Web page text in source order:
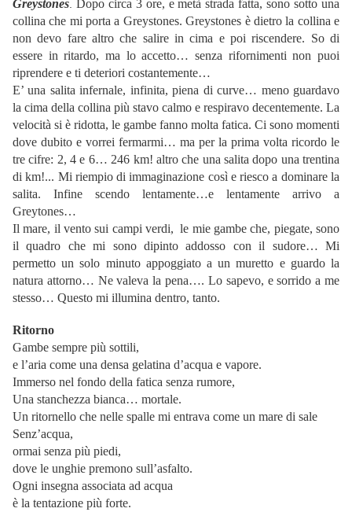
Greystones Dopo circa 3 ore, e metà strada fatta, sono sotto una
collina che mi porta a Greystones. Greystones è dietro la collina e
non devo fare altro che salire in cima e poi riscendere. So di
essere in ritardo, ma lo accetto… senza rifornimenti non puoi
riprendere e ti deteriori costantemente…
E’ una salita infernale, infinita, piena di curve… meno guardavo
la cima della collina più stavo calmo e respiravo decentemente. La
velocità si è ridotta, le gambe fanno molta fatica. Ci sono momenti
dove dubito e vorrei fermarmi… ma per la prima volta ricordo le
tre cifre: 2, 4 e 6… 246 km! altro che una salita dopo una trentina
di km!... Mi riempio di immaginazione così e riesco a dominare la
salita. Infine scendo lentamente…e lentamente arrivo a
Greytones…
Il mare, il vento sui campi verdi, le mie gambe che, piegate, sono
il quadro che mi sono dipinto addosso con il sudore… Mi
permetto un solo minuto appoggiato a un muretto e guardo la
natura attorno… Ne valeva la pena…. Lo sapevo, e sorrido a me
stesso… Questo mi illumina dentro, tanto.
Ritorno
Gambe sempre più sottili,
e l’aria come una densa gelatina d’acqua e vapore.
Immerso nel fondo della fatica senza rumore,
Una stanchezza bianca… mortale.
Un ritornello che nelle spalle mi entrava come un mare di sale
Senz’acqua,
ormai senza più piedi,
dove le unghie premono sull’asfalto.
Ogni insegna associata ad acqua
è la tentazione più forte.